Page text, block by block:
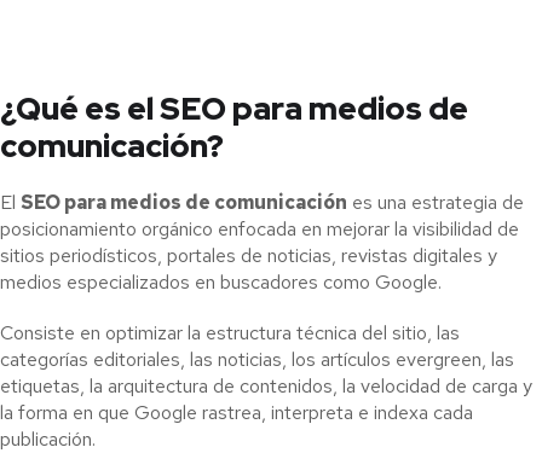
¿Qué es el SEO para medios de
comunicación?
El SEO para medios de comunicación es una estrategia de
posicionamiento orgánico enfocada en mejorar la visibilidad de
sitios periodísticos, portales de noticias, revistas digitales y
medios especializados en buscadores como Google.
Consiste en optimizar la estructura técnica del sitio, las
categorías editoriales, las noticias, los artículos evergreen, las
etiquetas, la arquitectura de contenidos, la velocidad de carga y
la forma en que Google rastrea, interpreta e indexa cada
publicación.